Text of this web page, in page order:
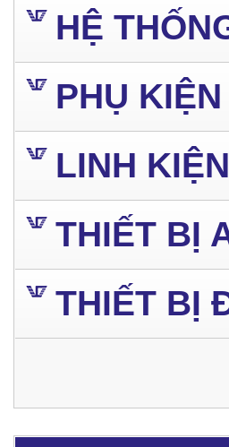
HỆ
PHỤ
LINH
THIẾT BỊ
THIẾT BỊ